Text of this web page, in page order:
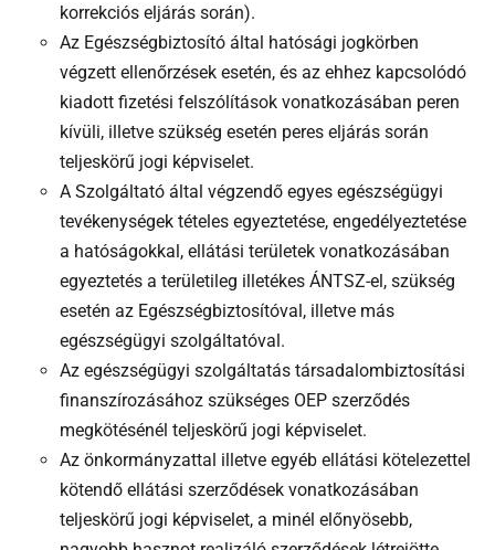
korrekciós eljárás során).
Az Egészségbiztosító által hatósági jogkörben
végzett ellenőrzések esetén, és az ehhez kapcsolódó
kiadott fizetési felszólítások vonatkozásában peren
kívüli, illetve szükség esetén peres eljárás során
teljeskörű jogi képviselet.
A Szolgáltató által végzendő egyes egészségügyi
tevékenységek tételes egyeztetése, engedélyeztetése
a hatóságokkal, ellátási területek vonatkozásában
egyeztetés a területileg illetékes ÁNTSZ-el, szükség
esetén az Egészségbiztosítóval, illetve más
egészségügyi szolgáltatóval.
Az egészségügyi szolgáltatás társadalombiztosítási
finanszírozásához szükséges OEP szerződés
megkötésénél teljeskörű jogi képviselet.
Az önkormányzattal illetve egyéb ellátási kötelezettel
kötendő ellátási szerződések vonatkozásában
teljeskörű jogi képviselet, a minél előnyösebb,